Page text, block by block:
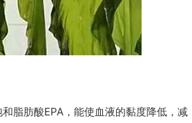
脂肪酸EPA，能使血液的黏度降低，减